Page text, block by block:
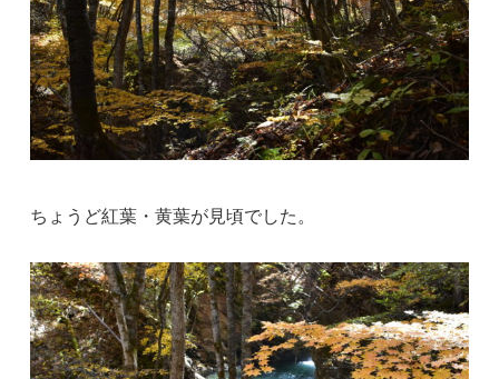
ちょうど紅葉・黄葉が見頃でした。